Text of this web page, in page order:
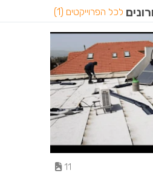
לכל הפרוייקטים (1)
11